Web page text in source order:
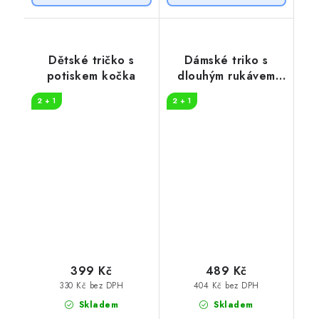
Dětské tričko s
potiskem kočka
2 + 1
Skladem
330 Kč bez DPH
399 Kč
Dámské triko s
dlouhým rukávem
Jelen a šípy
2 + 1
Skladem
404 Kč bez DPH
489 Kč